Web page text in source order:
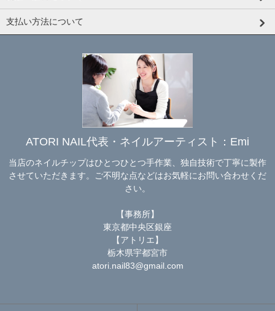
支払い方法について
ATORI NAIL代表・ネイルアーティスト：Emi
当店のネイルチップはひとつひとつ手作業、独自技術で丁寧に製作
させていただきます。ご不明な点などはお気軽にお問い合わせくだ
さい。
【事務所】
東京都中央区銀座
【アトリエ】
栃木県宇都宮市
atori.nail83@gmail.com